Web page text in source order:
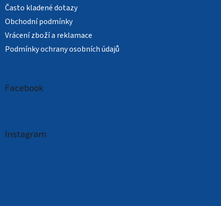
Často kladené dotazy
Obchodní podmínky
Vrácení zboží a reklamace
Podmínky ochrany osobních údajů
Facebook
Instagram